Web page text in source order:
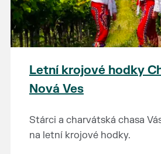
Letní krojové hodky
Nová Ves
Stárci a charvátská chasa
na letní krojové hodky.